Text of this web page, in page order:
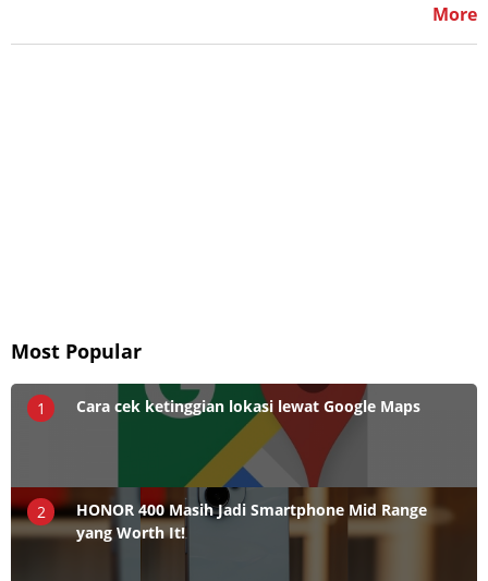
More
Most Popular
1 Cara cek ketinggian lokasi lewat Google Maps
2
HONOR 400 Masih Jadi Smartphone Mid Range
yang Worth It!